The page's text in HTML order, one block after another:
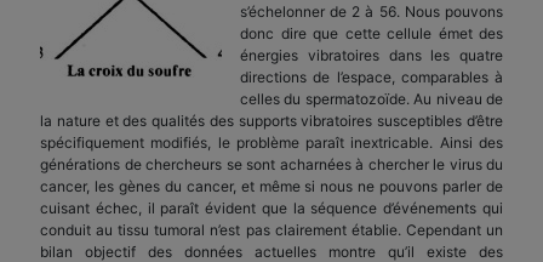
s’échelonner de 2 à 56. Nous pouvons
donc dire que cette cellule émet des
énergies vibratoires dans les quatre
directions de l’espace, comparables à
celles du spermatozoïde. Au niveau de
la nature et des qualités des supports vibratoires susceptibles d’être
spécifiquement modifiés, le problème paraît inextricable. Ainsi des
générations de chercheurs se sont acharnées à chercher le virus du
cancer, les gènes du cancer, et même si nous ne pouvons parler de
cuisant échec, il paraît évident que la séquence d’événements qui
conduit au tissu tumoral n’est pas clairement établie. Cependant un
bilan objectif des données actuelles montre qu’il existe des